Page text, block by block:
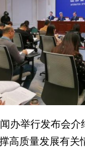
办举行发布会介
高质量发展有关